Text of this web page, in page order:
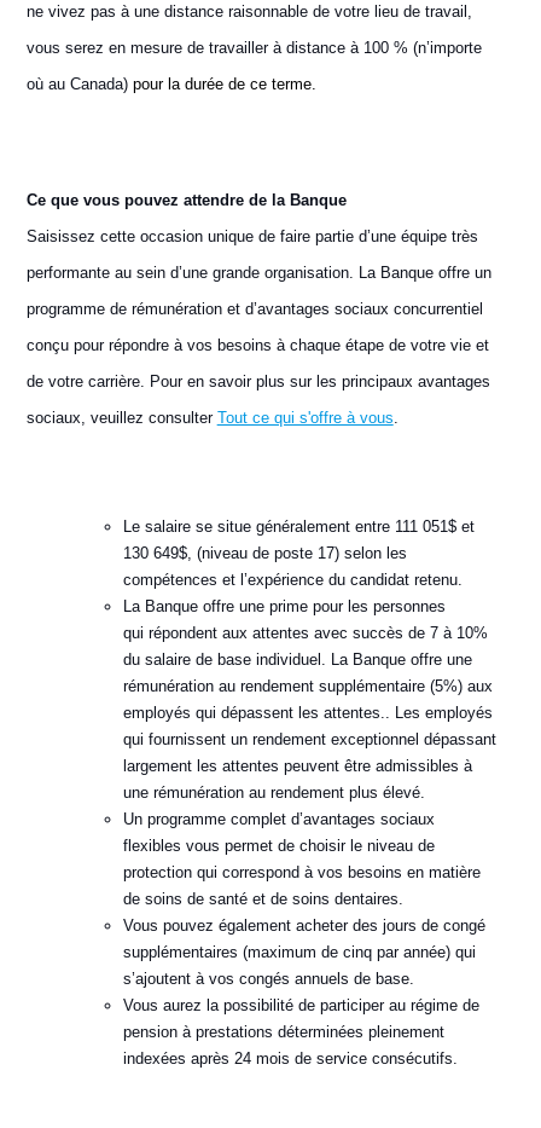
ne vivez pas à une distance raisonnable de votre lieu de travail,
vous serez en mesure de travailler à distance à 100 % (n’importe
où au Canada) pour la durée de ce terme.
Ce que vous pouvez attendre de la Banque
Saisissez cette occasion unique de faire partie d’une équipe très
performante au sein d’une grande organisation. La Banque offre un
programme de rémunération et d’avantages sociaux concurrentiel
conçu pour répondre à vos besoins à chaque étape de votre vie et
de votre carrière. Pour en savoir plus sur les principaux avantages
sociaux, veuillez consulter Tout ce qui s'offre à vous
Le salaire se situe généralement entre 111 051$ et
130 649$, (niveau de poste 17) selon les
compétences et l’expérience du candidat retenu.
La Banque offre une prime pour les personnes
qui répondent aux attentes avec succès de 7 à 10%
du salaire de base individuel. La Banque offre une
rémunération au rendement supplémentaire (5%) aux
employés qui dépassent les attentes.. Les employés
qui fournissent un rendement exceptionnel dépassant
largement les attentes peuvent être admissibles à
une rémunération au rendement plus élevé.
Un programme complet d’avantages sociaux
flexibles vous permet de choisir le niveau de
protection qui correspond à vos besoins en matière
de soins de santé et de soins dentaires.
Vous pouvez également acheter des jours de congé
supplémentaires (maximum de cinq par année) qui
s’ajoutent à vos congés annuels de base.
Vous aurez la possibilité de participer au régime de
pension à prestations déterminées pleinement
indexées après 24 mois de service consécutifs.